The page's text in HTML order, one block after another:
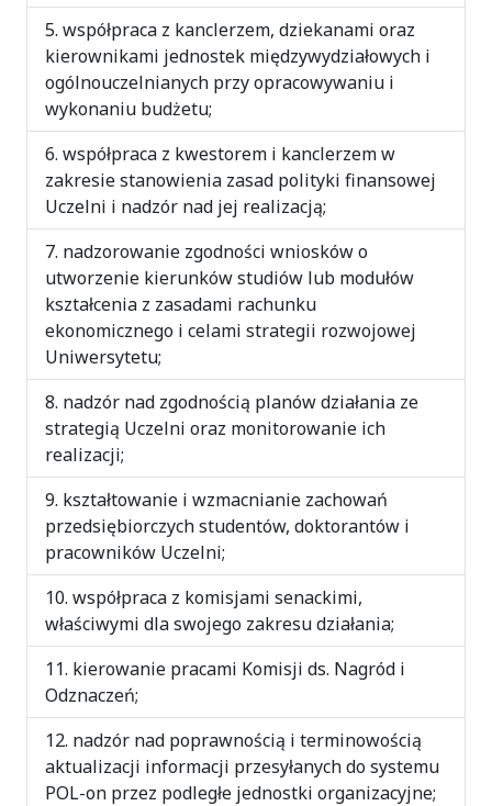
współpraca z kanclerzem, dziekanami oraz
kierownikami jednostek międzywydziałowych i
ogólnouczelnianych przy opracowywaniu i
wykonaniu budżetu;
współpraca z kwestorem i kanclerzem w
zakresie stanowienia zasad polityki finansowej
Uczelni i nadzór nad jej realizacją;
nadzorowanie zgodności wniosków o
utworzenie kierunków studiów lub modułów
kształcenia z zasadami rachunku
ekonomicznego i celami strategii rozwojowej
Uniwersytetu;
nadzór nad zgodnością planów działania ze
strategią Uczelni oraz monitorowanie ich
realizacji;
kształtowanie i wzmacnianie zachowań
przedsiębiorczych studentów, doktorantów i
pracowników Uczelni;
współpraca z komisjami senackimi,
właściwymi dla swojego zakresu działania;
kierowanie pracami Komisji ds. Nagród i
Odznaczeń;
nadzór nad poprawnością i terminowością
aktualizacji informacji przesyłanych do systemu
POL-on przez podległe jednostki organizacyjne;